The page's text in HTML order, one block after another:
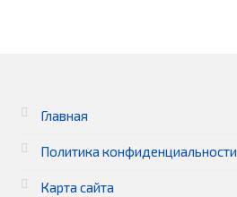
Главная
Политика конфиденциальности
Карта сайта